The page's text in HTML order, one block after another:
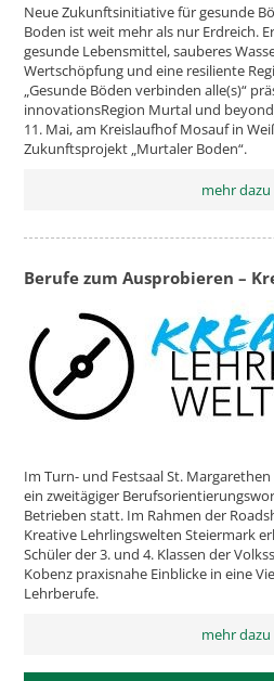
Neue Zukunftsinitiative für gesunde
Boden ist weit mehr als nur Erdreich.
gesunde Lebensmittel, sauberes
Wertschöpfung und eine resiliente
„Gesunde Böden verbinden alle(s)“
innovationsRegion Murtal und
11. Mai, am Kreislaufhof Mosauf in
Zukunftsprojekt „Murtaler Boden“.
mehr dazu
Berufe zum Ausprobieren –
Im Turn- und Festsaal St.
ein zweitägiger
Betrieben statt. Im Rahmen der
Kreative Lehrlingswelten Steiermark
Schüler der 3. und 4. Klassen der
Kobenz praxisnahe Einblicke in eine
Lehrberufe.
mehr dazu